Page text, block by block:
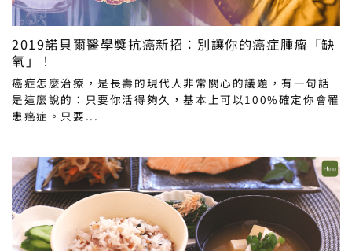
2019諾貝爾醫學獎抗癌新招：別讓你的癌症腫瘤「缺
氧」！
癌症怎麼治療，是長壽的現代人非常關心的議題，有一句話
是這麼說的：只要你活得夠久，基本上可以100%確定你會罹
患癌症。只要...